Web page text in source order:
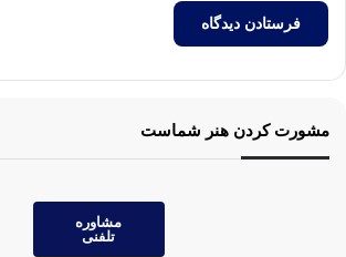
مشورت کردن هنر شماست
مشاوره
تلفنی